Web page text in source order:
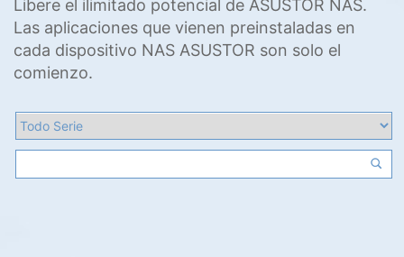
Libere el ilimitado potencial de ASUSTOR NAS.
Las aplicaciones que vienen preinstaladas en
cada dispositivo NAS ASUSTOR son solo el
comienzo.